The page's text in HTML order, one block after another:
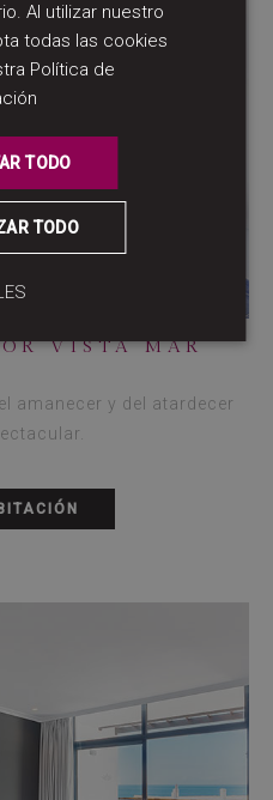
VISTA MAR
amanecer y del atardecer
GERMAN
Al utilizar nuestro
todas las cookies
Política de
TODO
TODO